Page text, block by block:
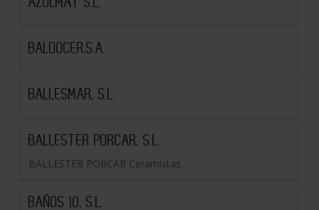
BALDOCER,S.A.
BALLESMAR, S.L.
BALLESTER PORCAR, S.L.
BALLESTER PORCAR Ceramistas
BAÑOS 10, S.L.